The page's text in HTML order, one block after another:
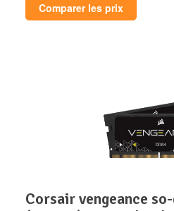
Comparer les prix
corsair vengeance so-dimm ddr4 16 go